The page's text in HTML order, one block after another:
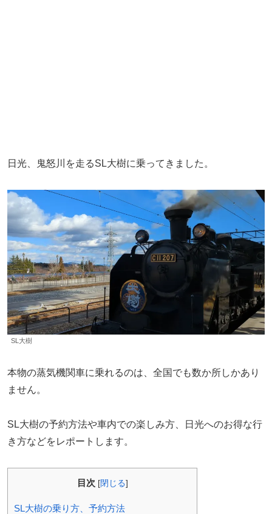
日光、鬼怒川を走るSL大樹に乗ってきました。
SL大樹
本物の蒸気機関車に乗れるのは、全国でも数か所しかあり
ません。
SL大樹の予約方法や車内での楽しみ方、日光へのお得な行
き方などをレポートします。
目次 [閉じる]
SL大樹の乗り方、予約方法